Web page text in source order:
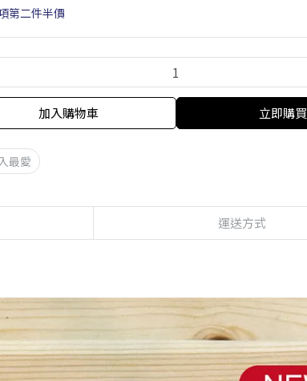
第二件半價
加入購物車 立即購買
最愛
運送方式